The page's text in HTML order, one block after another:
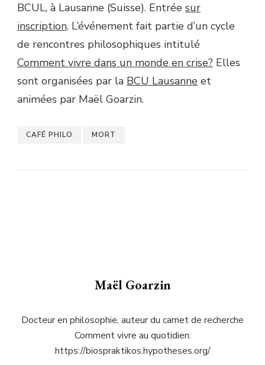
BCUL, à Lausanne (Suisse). Entrée sur
inscription. L’événement fait partie d’un cycle
de rencontres philosophiques intitulé
Comment vivre dans un monde en crise? Elles
sont organisées par la BCU Lausanne et
animées par Maël Goarzin.
CAFÉ PHILO MORT
Maël Goarzin
Docteur en philosophie, auteur du carnet de recherche
Comment vivre au quotidien:
https://biospraktikos.hypotheses.org/